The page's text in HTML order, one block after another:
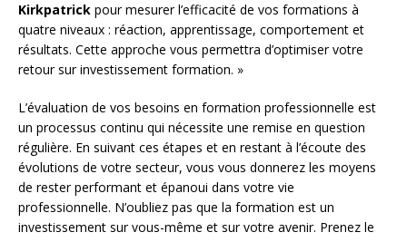
Kirkpatrick pour mesurer l’efficacité de vos formations à
quatre niveaux : réaction, apprentissage, comportement et
résultats. Cette approche vous permettra d’optimiser votre
retour sur investissement formation. »
L’évaluation de vos besoins en formation professionnelle est
un processus continu qui nécessite une remise en question
régulière. En suivant ces étapes et en restant à l’écoute des
évolutions de votre secteur, vous vous donnerez les moyens
de rester performant et épanoui dans votre vie
professionnelle. N’oubliez pas que la formation est un
investissement sur vous-même et sur votre avenir. Prenez le